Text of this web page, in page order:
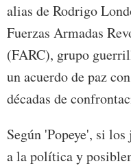
alias de Rodrigo
Fuerzas Armadas
(FARC), grupo
un acuerdo de paz
décadas de
Según 'Popeye', si
a la política y